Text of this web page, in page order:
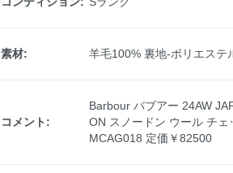
素材: 羊毛100% 裏地-ポリエステ
コメント:
Barbour バブアー 24AW
ON スノードン ウール チ
MCAG018 定価￥82500